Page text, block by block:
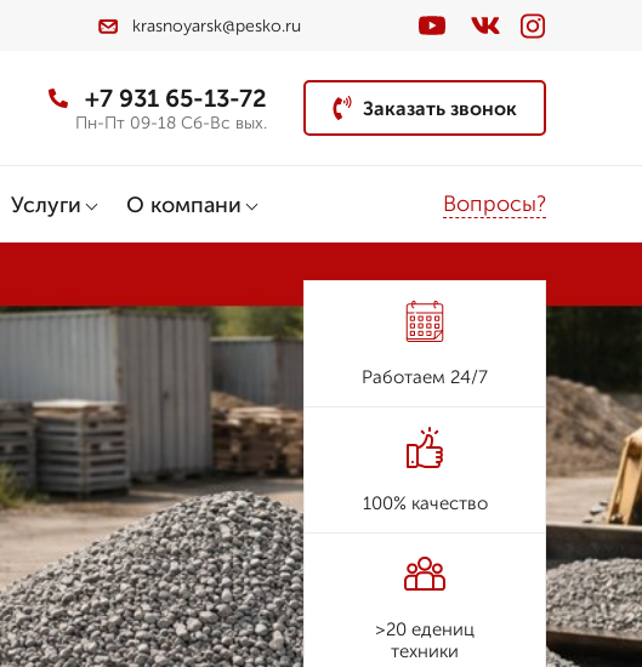
krasnoyarsk@pesko.ru
+7 931 65-13-72
Пн-Пт 09-18 Сб-Вс вых.
Заказать звонок
Услуги О компани Вопросы?
Работаем 24/7
100% качество
>20 едениц
техники